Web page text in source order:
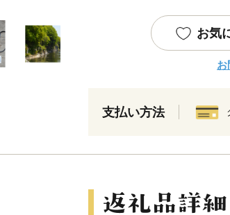
お気
お
支払い方法